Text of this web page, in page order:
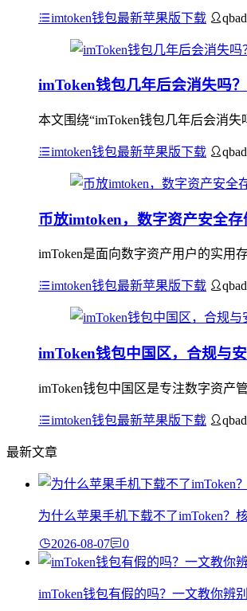
imtoken钱包最新苹果版下载
imToken钱包几年后会消失吗
本文围绕“imToken钱包几年后会消
imtoken钱包最新苹果版下载
币放imtoken，数字资产安全
imToken是面向数字资产用户的实用
imtoken钱包最新苹果版下载
imToken钱包中国区，合规与
imToken钱包中国区是专注数字资产
imtoken钱包最新苹果版下载
最新文章
为什么苹果手机下载不了imToken？
2026-08-07 0
imToken钱包有假的吗？一文教你辨